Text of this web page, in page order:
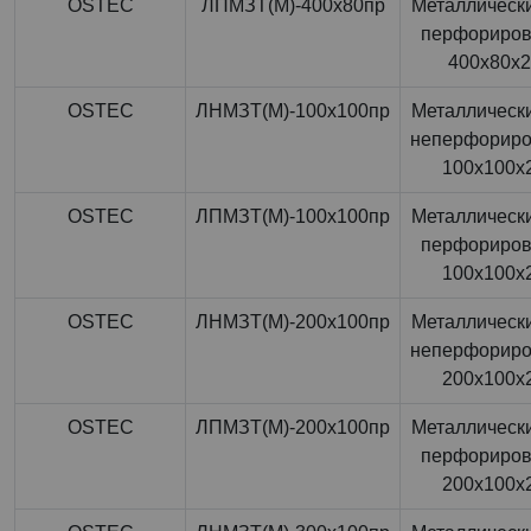
OSTEC ЛПМЗТ(М)-400x80пр
OSTEC ЛНМЗТ(М)-100x100пр
OSTEC ЛПМЗТ(М)-100x100пр
OSTEC ЛНМЗТ(М)-200x100пр
OSTEC ЛПМЗТ(М)-200x100пр